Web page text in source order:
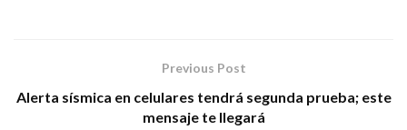
Previous Post
Alerta sísmica en celulares tendrá segunda prueba; este
mensaje te llegará